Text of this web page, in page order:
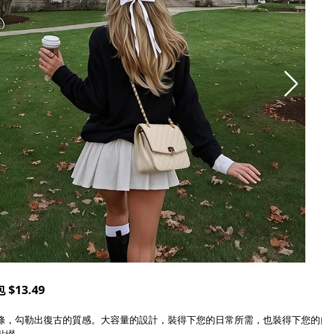
$13.49
勾勒出復古的質感。大容量的設計，裝得下您的日常所需，也裝得下您